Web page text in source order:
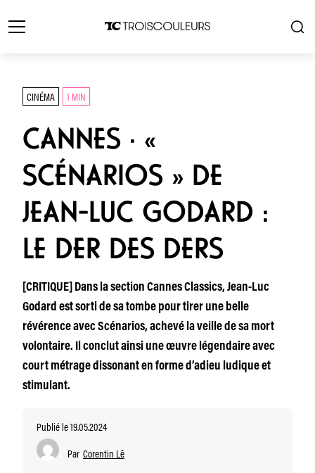
CINÉMA 1 MIN
CANNES · «
SCÉNARIOS » DE
JEAN-LUC GODARD :
LE DER DES DERS
[CRITIQUE] Dans la section Cannes Classics, Jean-Luc
Godard est sorti de sa tombe pour tirer une belle
révérence avec Scénarios, achevé la veille de sa mort
volontaire. Il conclut ainsi une œuvre légendaire avec
court métrage dissonant en forme d’adieu ludique et
stimulant.
Publié le 19.05.2024
Par Corentin Lê